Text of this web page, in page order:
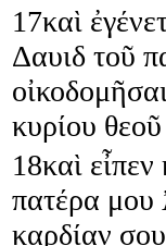
17καὶ
Δαυιδ τοῦ
κυρίου θεοῦ
18καὶ εἶπεν
πατέρα μου
καρδίαν σου